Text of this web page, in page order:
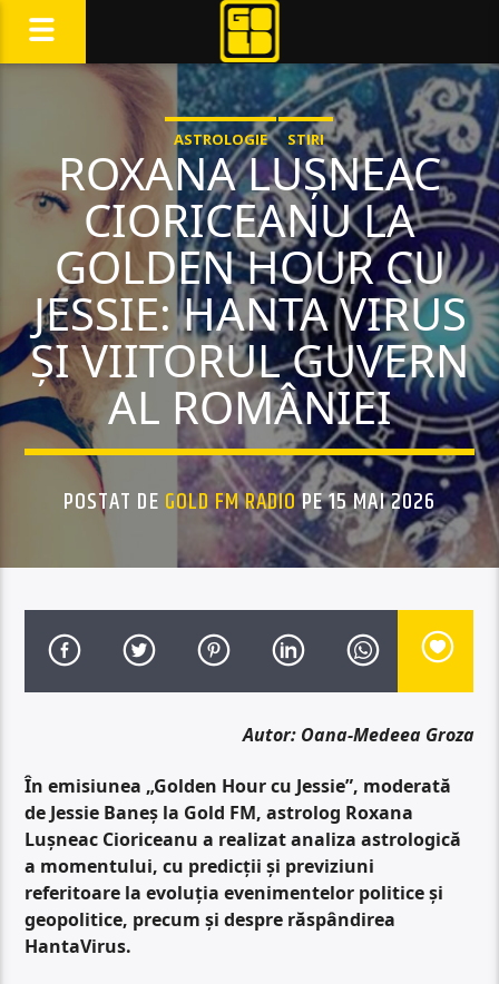
ASTROLOGIE STIRI
ROXANA LUȘNEAC
CIORICEANU LA
GOLDEN HOUR CU
JESSIE: HANTA VIRUS
ȘI VIITORUL GUVERN
AL ROMÂNIEI
POSTAT DE GOLD FM RADIOPE 15 MAI 2026
Autor: Oana-Medeea Groza
În emisiunea „Golden Hour cu Jessie”, moderată
de Jessie Baneș la Gold FM, astrolog Roxana
Lușneac Cioriceanu a realizat analiza astrologică
a momentului, cu predicții și previziuni
referitoare la evoluția evenimentelor politice și
geopolitice, precum și despre răspândirea
HantaVirus.